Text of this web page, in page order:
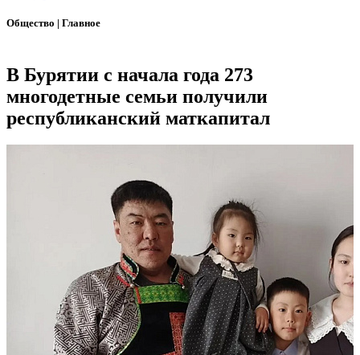
Общество | Главное
В Бурятии с начала года 273
многодетные семьи получили
республиканский маткапитал